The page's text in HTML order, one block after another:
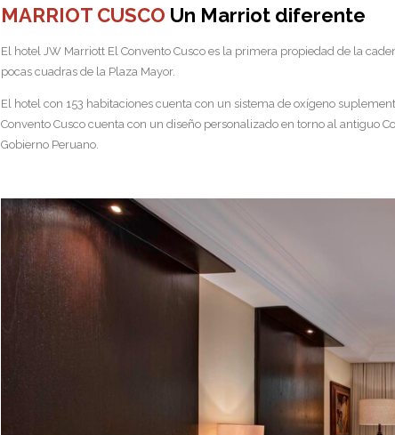
MARRIOT CUSCO Un Marriot diferente
El hotel JW Marriott El Convento Cusco es la primera propiedad de la
pocas cuadras de la Plaza Mayor.
El hotel con 153 habitaciones cuenta con un sistema de oxígeno
Convento Cusco cuenta con un diseño personalizado en torno al antiguo
Gobierno Peruano.